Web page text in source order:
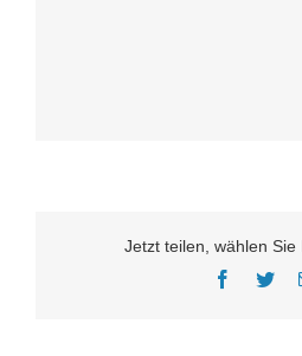
Jetzt teilen, wählen Sie